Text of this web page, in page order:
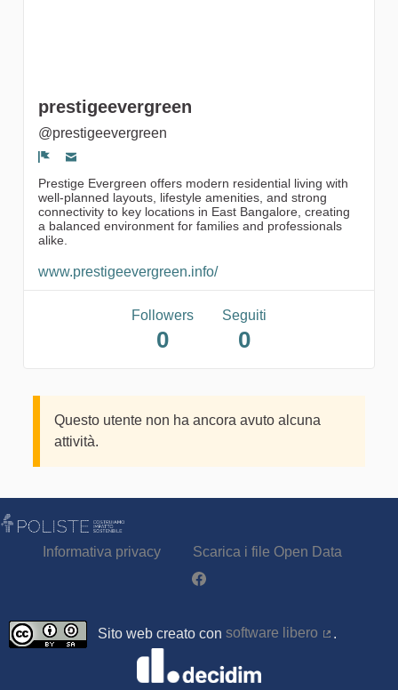
prestigeevergreen
@prestigeevergreen
Segnala un problema
Prestige Evergreen offers modern residential living with
well-planned layouts, lifestyle amenities, and strong
connectivity to key locations in East Bangalore, creating
a balanced environment for families and professionals
alike.
www.prestigeevergreen.info/
Followers
0
Seguiti
0
Questo utente non ha ancora avuto alcuna
attività.
Informativa privacy
Scarica i file Open Data
Partecipa - Poliste su Facebook
Sito web creato con software libero
.